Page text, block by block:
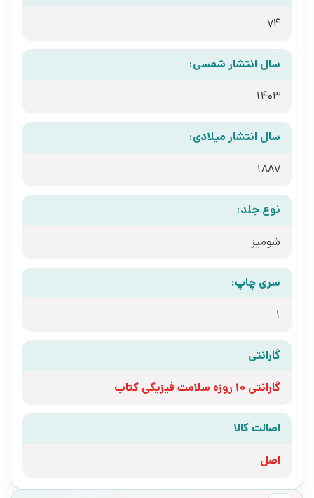
74
سال انتشار شمسی:
1403
سال انتشار میلادی:
1887
نوع جلد:
شومیز
سری چاپ:
1
گارانتی
گارانتی 10 روزه سلامت فیزیکی کتاب
اصالت کالا
اصل